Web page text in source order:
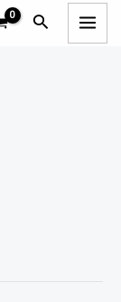
Rechercher